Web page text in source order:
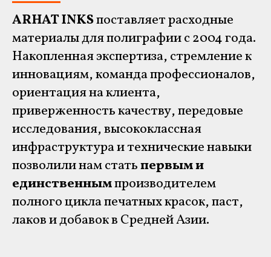
ARHAT INKSпоставляет расходные
материалы для полиграфии с 2004 года.
Накопленная экспертиза, стремление к
инновациям, команда профессионалов,
ориентация на клиента,
приверженность качеству, передовые
исследования, высококлассная
инфраструктура и технические навыки
позволили нам статьпервым и
единственнымпроизводителем
полного цикла печатных красок, паст,
лаков и добавок в Средней Азии.